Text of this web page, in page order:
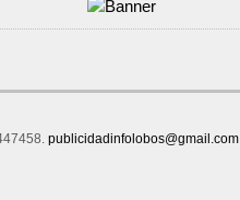
publicidadinfolobos@gmail.com